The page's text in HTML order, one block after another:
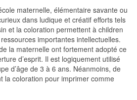
maternelle, élémentaire savante ou
dans ludique et créatif efforts tels
et la coloration permettent à children
importantes intellectuelles.
la maternelle ont fortement adopté ce
d’esprit. Il est logiquement utilisé
d’âge de 3 à 6 ans. Néanmoins, de
la coloration pour imprimer comme